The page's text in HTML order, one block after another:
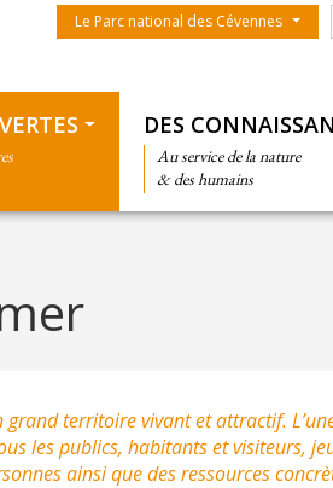
Menu du parc
Le Parc national des Cévennes
DES
Au service de la nature
& des humains
grand territoire vivant et attractif.
les publics, habitants et visiteurs,
ainsi que des ressources